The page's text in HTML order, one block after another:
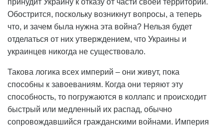
принудит Украину к отказу от части своей территории.
Обострится, поскольку возникнут вопросы, а теперь
что, и зачем была нужна эта война? Нельзя будет
отделаться от них утверждением, что Украины и
украинцев никогда не существовало.
Такова логика всех империй – они живут, пока
способны к завоеваниям. Когда они теряют эту
способность, то погружаются в коллапс и происходит
быстрый или медленный их распад, обычно
сопровождавшийся гражданскими войнами. Империя